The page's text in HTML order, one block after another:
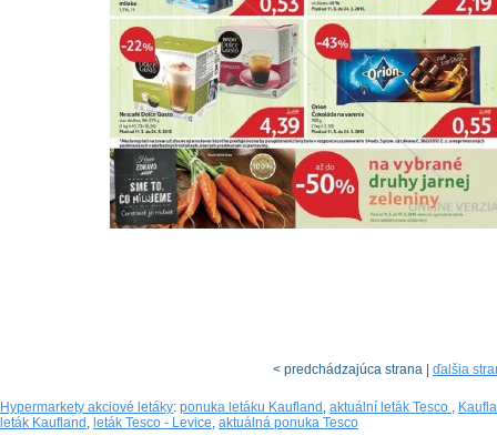
< predchádzajúca strana | ďalšia
Hypermarkety akciové letáky: ponuka letáku Kaufland , aktuální leták Tesco ,
leták Kaufland , leták Tesco - Levice, aktuálná ponuka Tesco